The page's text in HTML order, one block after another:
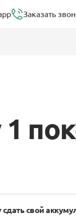
Заказать
сдать свой